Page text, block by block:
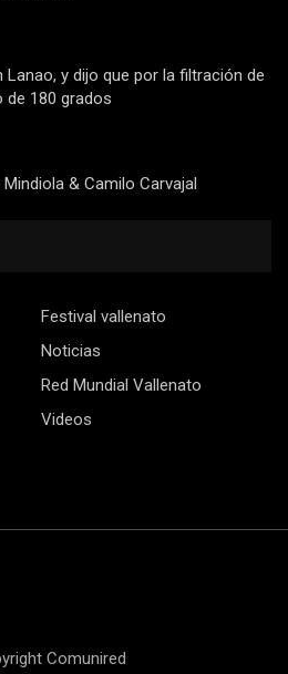
Lanao, y dijo que por la filtración de
de 180 grados
& Camilo Carvajal
Festival vallenato
Noticias
Red Mundial Vallenato
Videos
Comunired